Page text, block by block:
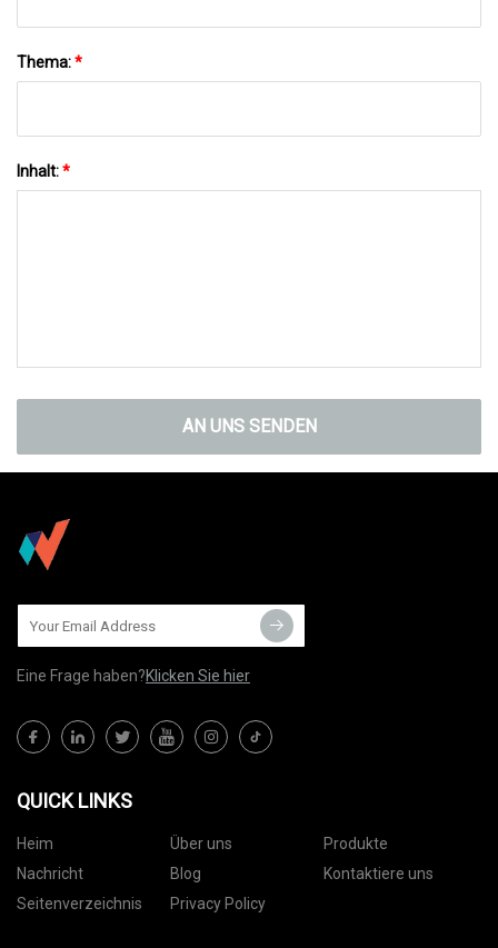
Thema:*
Inhalt:*
AN UNS SENDEN
Eine Frage haben?Klicken Sie hier
QUICK LINKS
Heim Über uns
Produkte
Nachricht
Blog
Kontaktiere uns
Seitenverzeichnis
Privacy Policy